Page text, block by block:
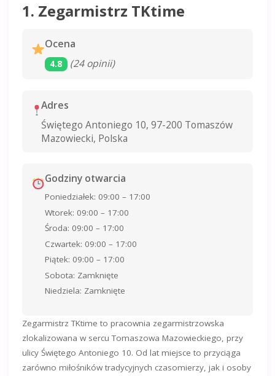
1. Zegarmistrz TKtime
Ocena
4.8 (24 opinii)
Adres
Świętego Antoniego 10, 97-200 Tomaszów
Mazowiecki, Polska
Godziny otwarcia
Poniedziałek: 09:00 – 17:00
Wtorek: 09:00 – 17:00
Środa: 09:00 – 17:00
Czwartek: 09:00 – 17:00
Piątek: 09:00 – 17:00
Sobota: Zamknięte
Niedziela: Zamknięte
Zegarmistrz TKtime to pracownia zegarmistrzowska
zlokalizowana w sercu Tomaszowa Mazowieckiego, przy
ulicy Świętego Antoniego 10. Od lat miejsce to przyciąga
zarówno miłośników tradycyjnych czasomierzy, jak i osoby